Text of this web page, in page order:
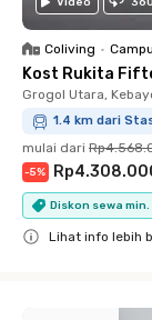
Coliving •
Kost Rukita
Grogol Utara,
1.4 km dari
mulai dari
-5%
Diskon sewa min.
Lihat info lebih